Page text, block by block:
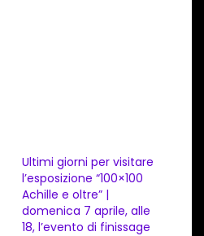
Ultimi giorni per visitare
l’esposizione “100×100
Achille e oltre” |
domenica 7 aprile, alle
18, l’evento di finissage